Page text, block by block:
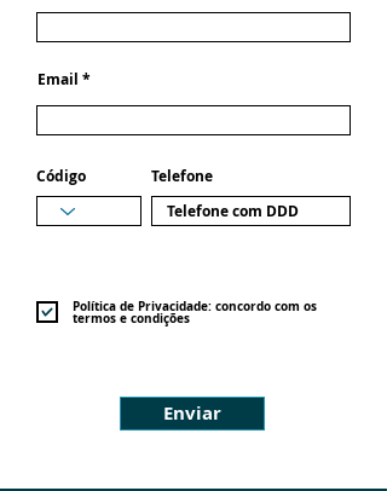
Email
Código Telefone
Política de Privacidade: concordo com os
termos e condições
Enviar